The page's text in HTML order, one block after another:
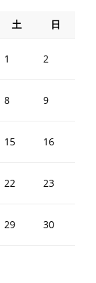
土 日
1 2
8 9
15 16
22 23
29 30